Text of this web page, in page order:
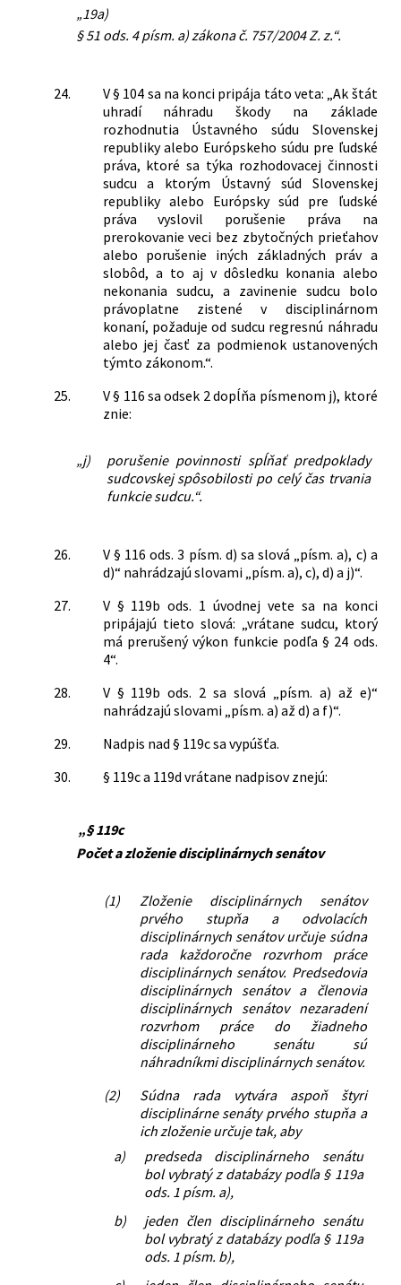
„19a)
§ 51 ods. 4 písm. a) zákona č. 757/2004 Z. z.“.
24.
V § 104 sa na konci pripája táto veta: „Ak štát
uhradí náhradu škody na základe
rozhodnutia Ústavného súdu Slovenskej
republiky alebo Európskeho súdu pre ľudské
práva, ktoré sa týka rozhodovacej činnosti
sudcu a ktorým Ústavný súd Slovenskej
republiky alebo Európsky súd pre ľudské
práva vyslovil porušenie práva na
prerokovanie veci bez zbytočných prieťahov
alebo porušenie iných základných práv a
slobôd, a to aj v dôsledku konania alebo
nekonania sudcu, a zavinenie sudcu bolo
právoplatne zistené v disciplinárnom
konaní, požaduje od sudcu regresnú náhradu
alebo jej časť za podmienok ustanovených
týmto zákonom.“.
25.
V § 116 sa odsek 2 dopĺňa písmenom j), ktoré
znie:
„j)
porušenie povinnosti spĺňať predpoklady
sudcovskej spôsobilosti po celý čas trvania
funkcie sudcu.“.
26.
V § 116 ods. 3 písm. d) sa slová „písm. a), c) a
d)“ nahrádzajú slovami „písm. a), c), d) a j)“.
27.
V § 119b ods. 1 úvodnej vete sa na konci
pripájajú tieto slová: „vrátane sudcu, ktorý
má prerušený výkon funkcie podľa § 24 ods.
4“.
28.
V § 119b ods. 2 sa slová „písm. a) až e)“
nahrádzajú slovami „písm. a) až d) a f)“.
29.
Nadpis nad § 119c sa vypúšťa.
30.
§ 119c a 119d vrátane nadpisov znejú:
„§ 119c
Počet a zloženie disciplinárnych senátov
(1)
Zloženie disciplinárnych senátov
prvého stupňa a odvolacích
disciplinárnych senátov určuje súdna
rada každoročne rozvrhom práce
disciplinárnych senátov. Predsedovia
disciplinárnych senátov a členovia
disciplinárnych senátov nezaradení
rozvrhom práce do žiadneho
disciplinárneho senátu sú
náhradníkmi disciplinárnych senátov.
(2)
Súdna rada vytvára aspoň štyri
disciplinárne senáty prvého stupňa a
ich zloženie určuje tak, aby
a)
predseda disciplinárneho senátu
bol vybratý z databázy podľa § 119a
ods. 1 písm. a),
b)
jeden člen disciplinárneho senátu
bol vybratý z databázy podľa § 119a
ods. 1 písm. b),